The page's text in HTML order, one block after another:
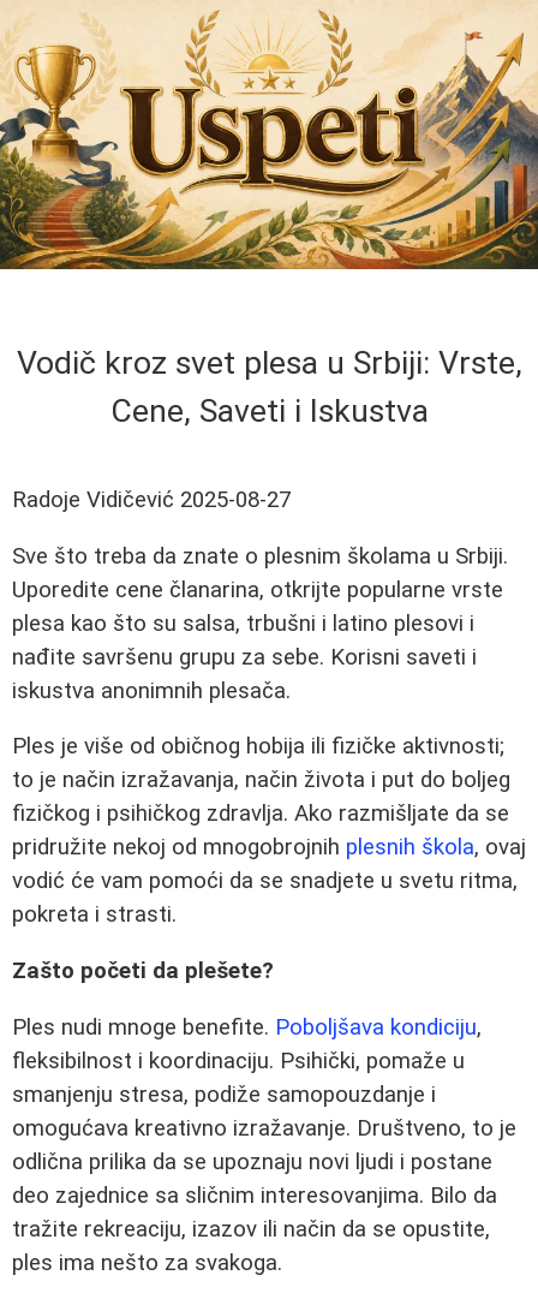
Vodič kroz svet plesa u Srbiji: Vrste,
Cene, Saveti i Iskustva
Radoje Vidičević 2025-08-27
Sve što treba da znate o plesnim školama u Srbiji.
Uporedite cene članarina, otkrijte popularne vrste
plesa kao što su salsa, trbušni i latino plesovi i
nađite savršenu grupu za sebe. Korisni saveti i
iskustva anonimnih plesača.
Ples je više od običnog hobija ili fizičke aktivnosti;
to je način izražavanja, način života i put do boljeg
fizičkog i psihičkog zdravlja. Ako razmišljate da se
pridružite nekoj od mnogobrojnih plesnih škola, ovaj
vodić će vam pomoći da se snadjete u svetu ritma,
pokreta i strasti.
Zašto početi da plešete?
Ples nudi mnoge benefite. Poboljšava kondiciju,
fleksibilnost i koordinaciju. Psihički, pomaže u
smanjenju stresa, podiže samopouzdanje i
omogućava kreativno izražavanje. Društveno, to je
odlična prilika da se upoznaju novi ljudi i postane
deo zajednice sa sličnim interesovanjima. Bilo da
tražite rekreaciju, izazov ili način da se opustite,
ples ima nešto za svakoga.